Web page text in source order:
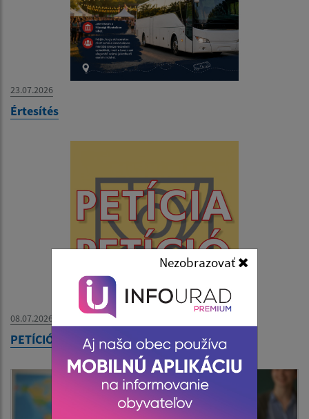
Nezobrazovať
23.07.2026
Értesítés
08.07.2026
PETÍCIÓ - Szlovák Posta